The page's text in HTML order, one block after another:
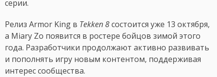
серии.
Релиз Armor King в Tekken 8состоится уже 13 октября,
а Miary Zo появится в ростере бойцов зимой этого
года. Разработчики продолжают активно развивать
и пополнять игру новым контентом, поддерживая
интерес сообщества.